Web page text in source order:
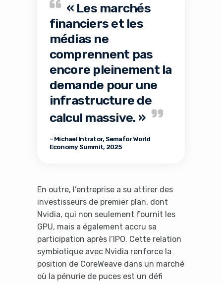
« Les marchés
financiers et les
médias ne
comprennent pas
encore pleinement la
demande pour une
infrastructure de
calcul massive. »
– Michael Intrator, Semafor World
Economy Summit, 2025
En outre, l’entreprise a su attirer des
investisseurs de premier plan, dont
Nvidia, qui non seulement fournit les
GPU, mais a également accru sa
participation après l’IPO. Cette relation
symbiotique avec Nvidia renforce la
position de CoreWeave dans un marché
où la pénurie de puces est un défi